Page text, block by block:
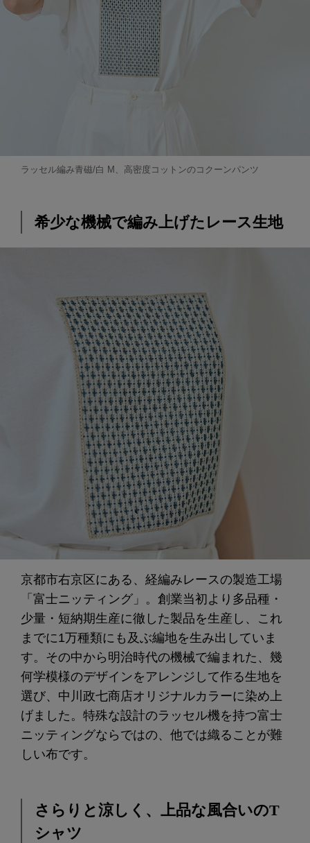
ラッセル編み青磁/白 M、高密度コットンのコクーンパンツ
希少な機械で編み上げたレース生地
京都市右京区にある、経編みレースの製造工場
「富士ニッティング」。創業当初より多品種・
少量・短納期生産に徹した製品を生産し、これ
までに1万種類にも及ぶ編地を生み出していま
す。その中から明治時代の機械で編まれた、幾
何学模様のデザインをアレンジして作る生地を
選び、中川政七商店オリジナルカラーに染め上
げました。特殊な設計のラッセル機を持つ富士
ニッティングならではの、他では織ることが難
しい布です。
さらりと涼しく、上品な風合いのT
シャツ